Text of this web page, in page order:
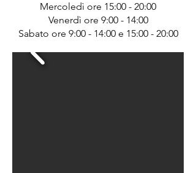
Mercoledì ore 15:00 - 20:00
Venerdì ore 9:00 - 14:00
Sabato ore 9:00 - 14:00 e 15:00 - 20:00